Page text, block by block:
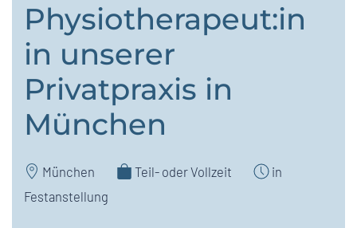
Physiotherapeut:in
in unserer
Privatpraxis in
München
München Teil- oder Vollzeit
in
Festanstellung